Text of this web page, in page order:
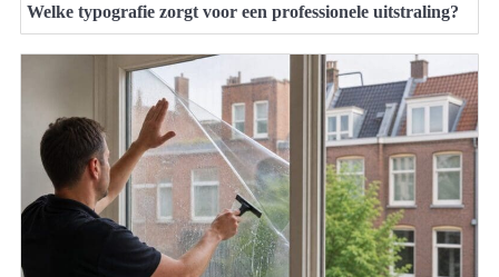
Welke typografie zorgt voor een professionele uitstraling?